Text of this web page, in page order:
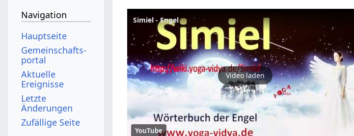
Simiel - Engel
Video laden
YouTube
Navigation
Hauptseite
Gemeinschafts­
portal
Aktuelle
Ereignisse
Letzte
Änderungen
Zufällige Seite